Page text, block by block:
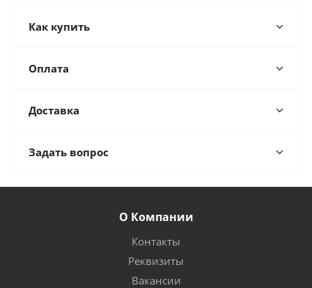
Как купить
Оплата
Доставка
Задать вопрос
О Компании
Контакты
Реквизиты
Вакансии